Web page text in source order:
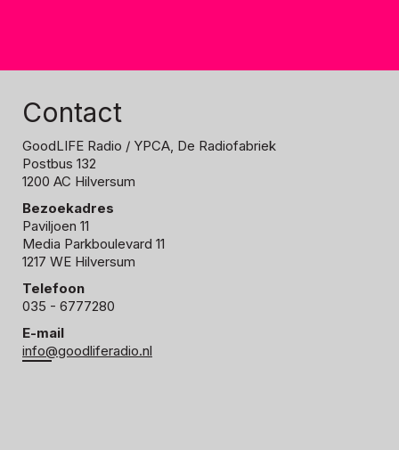
Contact
GoodLIFE Radio / YPCA, De Radiofabriek
Postbus 132
1200 AC Hilversum
Bezoekadres
Paviljoen 11
Media Parkboulevard 11
1217 WE Hilversum
Telefoon
035 - 6777280
E-mail
info@goodliferadio.nl